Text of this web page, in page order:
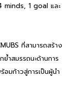
minds, 1 goal และ
ที่สามารถสร้าง
ย้ำสมรรถนะด้านการ
มก้าวสู่การเป็นผู้นำ